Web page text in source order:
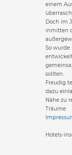
einem
Doch im
inmitten
So wurde
sollten.
Freudig
dazu
Nähe zu
Träume.
Hotels-